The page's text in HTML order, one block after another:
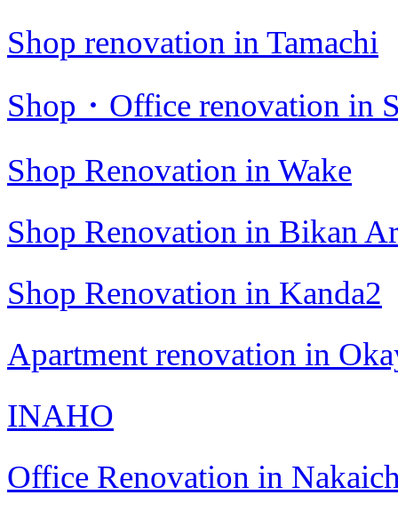
Shop renovation in Tamachi
Shop・Office renovation in
Shop Renovation in Wake
Shop Renovation in Bikan
Shop Renovation in Kanda2
Apartment renovation in
INAHO
Office Renovation in